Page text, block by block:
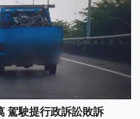
駕駛提行政訴訟敗訴